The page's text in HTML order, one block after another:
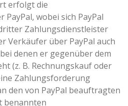
erfolgt die
wobei sich PayPal
Zahlungsdienstleister
Verkäufer über PayPal auch
denen er gegenüber dem
(z. B. Rechnungskauf oder
Zahlungsforderung
den von PayPal beauftragten
benannten